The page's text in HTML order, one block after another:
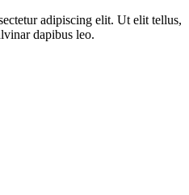
adipiscing elit. Ut elit tellus,
dapibus leo.